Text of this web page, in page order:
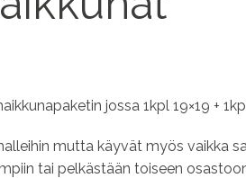
jossa 1kpl 19×19 +
mutta käyvät myös vaikka
tai pelkästään toiseen